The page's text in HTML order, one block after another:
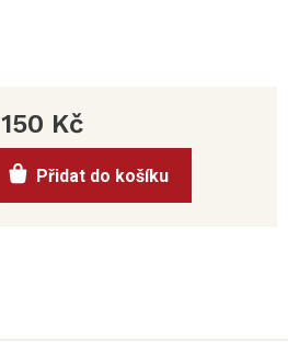
150 Kč
cena:
Přidat do košíku